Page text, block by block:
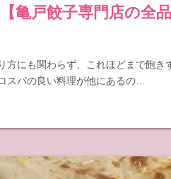
亀戸餃子専門店の全品
方にも関わらず、これほどまで飽き
スパの良い料理が他にあるの…